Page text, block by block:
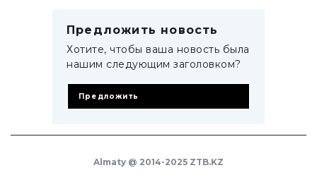
Предложить новость
Хотите, чтобы ваша новость была
нашим следующим заголовком?
Предложить
Almaty @ 2014-2025 ZTB.KZ